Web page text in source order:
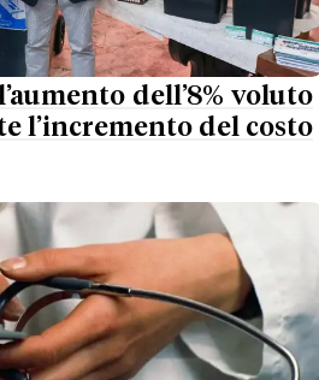
dell’8% voluto
l’incremento del costo